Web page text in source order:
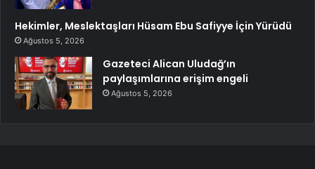
Hekimler, Meslektaşları Hüsam Ebu Safiyye İçin Yürüdü
Ağustos 5, 2026
Gazeteci Alican Uludağ’ın
paylaşımlarına erişim engeli
Ağustos 5, 2026